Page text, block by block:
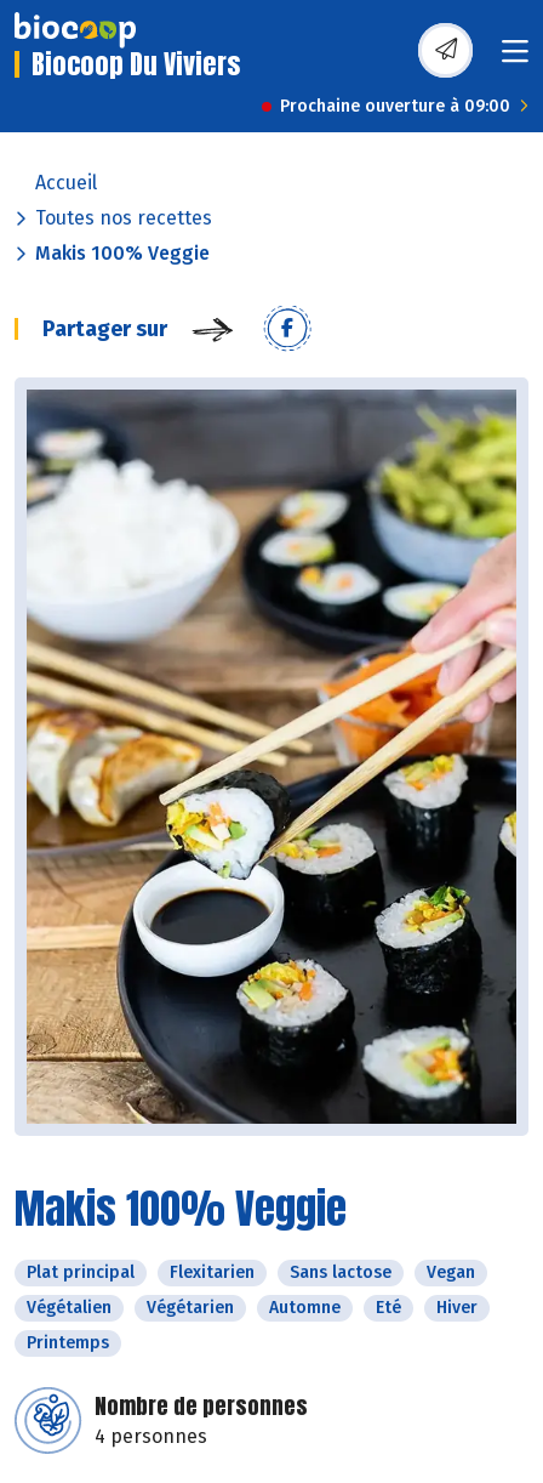
Biocoop Du Viviers
Prochaine ouverture à 09:00
Accueil
Toutes nos recettes
Makis 100% Veggie
Partager sur
Makis 100% Veggie
Plat principal Flexitarien Sans lactose
Vegan
Végétalien
Végétarien Automne Eté
Hiver
Printemps
Nombre de personnes
4 personnes